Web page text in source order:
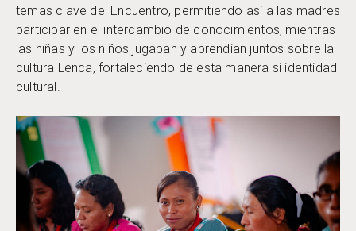
temas clave del Encuentro, permitiendo así a las madres
participar en el intercambio de conocimientos, mientras
las niñas y los niños jugaban y aprendían juntos sobre la
cultura Lenca, fortaleciendo de esta manera si identidad
cultural.